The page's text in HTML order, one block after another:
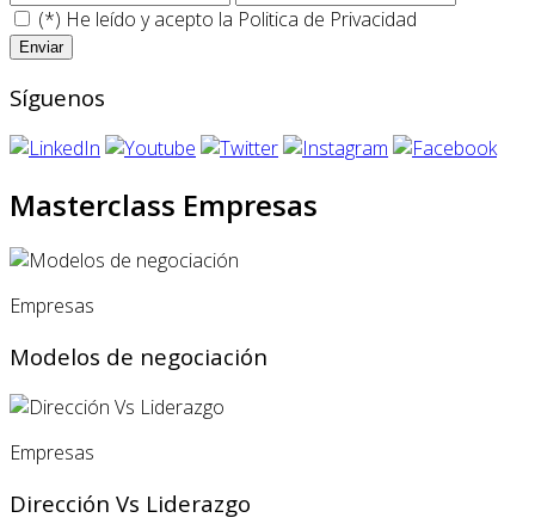
(*) He leído y acepto la Politica de Privacidad
Síguenos
Masterclass Empresas
Empresas
Modelos de negociación
Empresas
Dirección Vs Liderazgo